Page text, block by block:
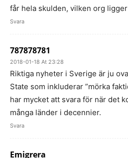
får hela skulden, vilken org
Svara
787878781
2018-01-18 At 23:28
Riktiga nyheter i Sverige är ju
State som inkluderar ”mörka
har mycket att svara för när det
många länder i decennier.
Svara
Emigrera